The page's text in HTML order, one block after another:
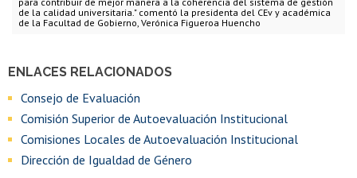
de la calidad universitaria." comentó la presidenta del CEv y académica
de la Facultad de Gobierno, Verónica Figueroa Huencho
ENLACES RELACIONADOS
Consejo de Evaluación
Comisión Superior de Autoevaluación Institucional
Comisiones Locales de Autoevaluación Institucional
Dirección de Igualdad de Género